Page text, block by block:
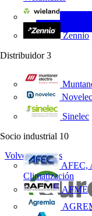
Zennio
Distribuidor 3
Novelec
Sinelec
Socio industrial 10
AFEC,
Climatización
AFME
Volver a Socios